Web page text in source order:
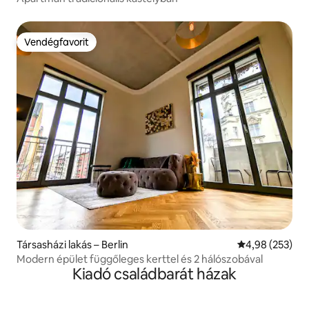
Vendégfavorit
Vendégfavorit
Társasházi lakás – Berlin Átlagos
4,98 (253)
Modern épület függőleges kerttel és 2 hálószobával
Kiadó családbarát házak